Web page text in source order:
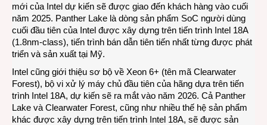
mới của Intel dự kiến sẽ được giao đến khách hàng vào cuối
năm 2025. Panther Lake là dòng sản phẩm SoC người dùng
cuối đầu tiên của Intel được xây dựng trên tiến trình Intel 18A
(1.8nm-class), tiến trình bán dẫn tiên tiến nhất từng được phát
triển và sản xuất tại Mỹ.
Intel cũng giới thiệu sơ bộ về Xeon 6+ (tên mã Clearwater
Forest), bộ vi xử lý máy chủ đầu tiên của hãng dựa trên tiến
trình Intel 18A, dự kiến sẽ ra mắt vào năm 2026. Cả Panther
Lake và Clearwater Forest, cũng như nhiều thế hệ sản phẩm
khác được xây dựng trên tiến trình Intel 18A, sẽ được sản